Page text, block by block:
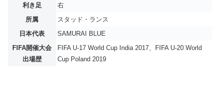
利き足
右
所属
スタッド・ランス
日本代表
SAMURAI BLUE
FIFA開催大会
出場歴
FIFA U-17 World Cup India 2017、FIFA U-20 World
Cup Poland 2019